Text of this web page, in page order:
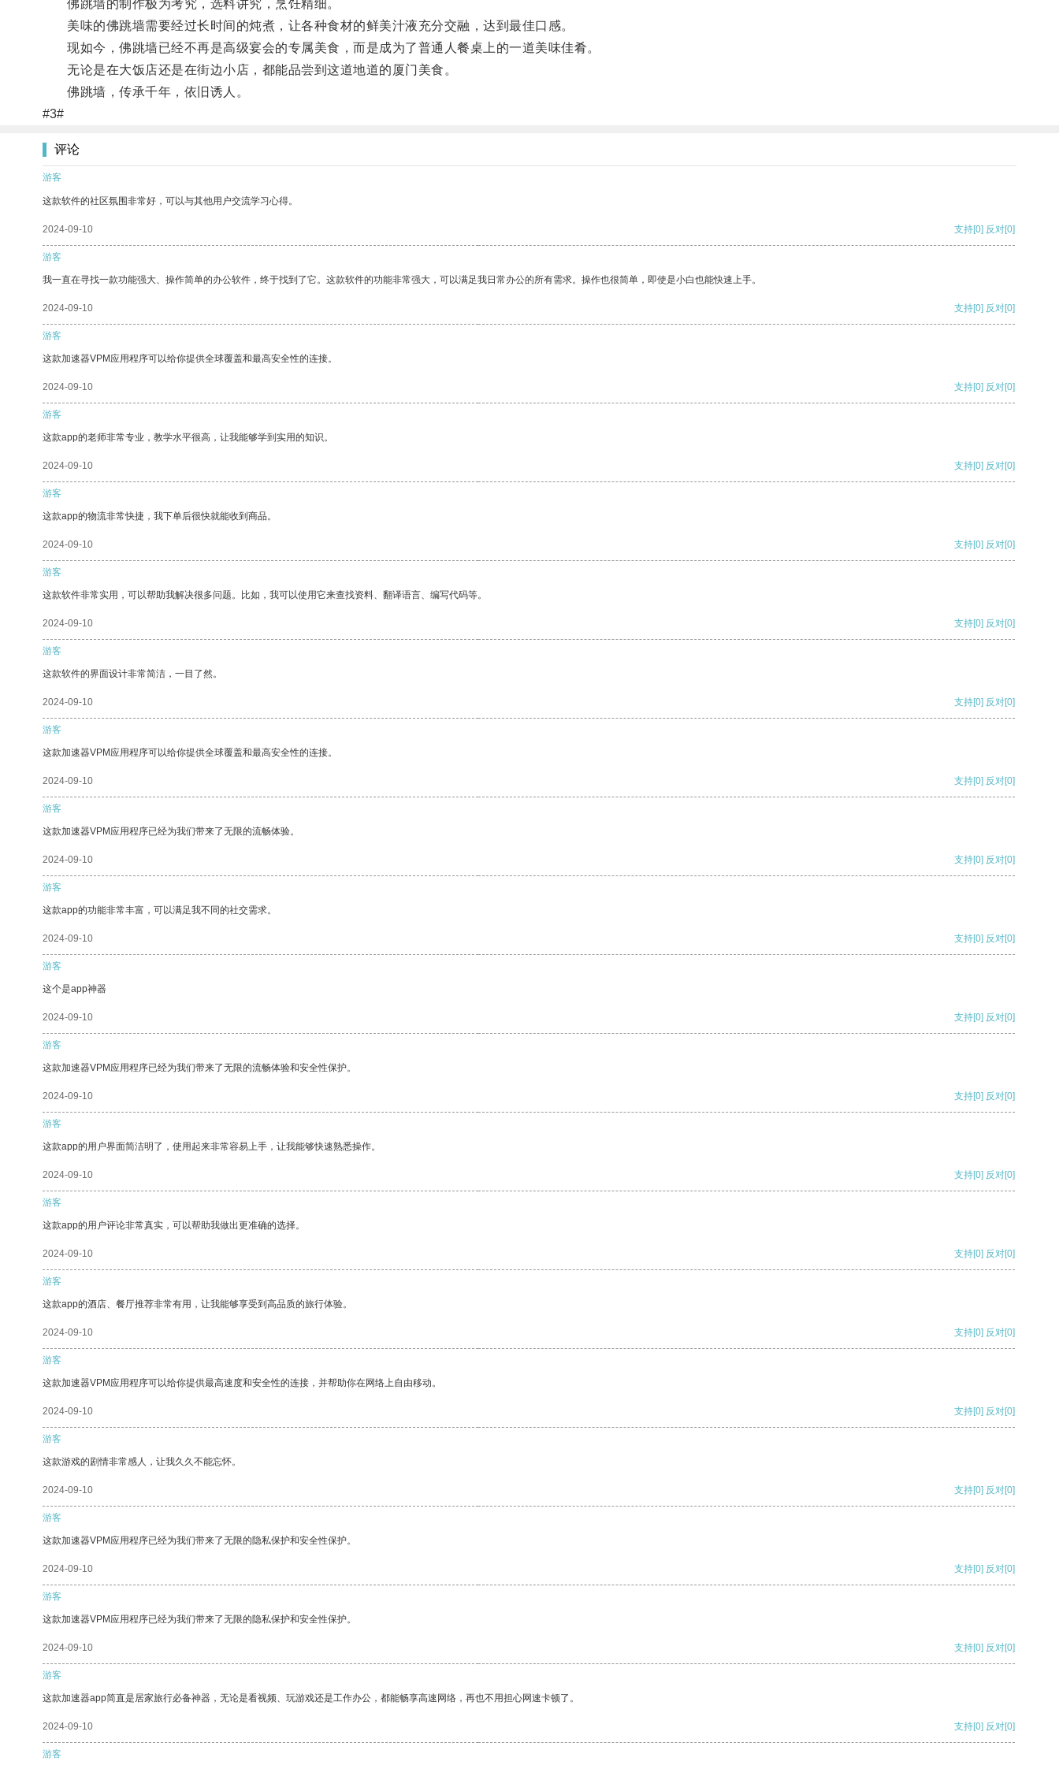
佛跳墙的制作极为考究，选料讲究，烹饪精细。
美味的佛跳墙需要经过长时间的炖煮，让各种食材的鲜美汁液充分交融，达到最佳口感。
现如今，佛跳墙已经不再是高级宴会的专属美食，而是成为了普通人餐桌上的一道美味佳肴。
无论是在大饭店还是在街边小店，都能品尝到这道地道的厦门美食。
佛跳墙，传承千年，依旧诱人。
#3#
评论
游客
这款软件的社区氛围非常好，可以与其他用户交流学习心得。
2024-09-10 支持[0] 反对[0]
游客
我一直在寻找一款功能强大、操作简单的办公软件，终于找到了它。这款软件的功能非常强大，可以满足我日常办公的所有需求。操作也很简单，即使是小白也能快速上手。
2024-09-10 支持[0] 反对[0]
游客
这款加速器VPM应用程序可以给你提供全球覆盖和最高安全性的连接。
2024-09-10 支持[0] 反对[0]
游客
这款app的老师非常专业，教学水平很高，让我能够学到实用的知识。
2024-09-10 支持[0] 反对[0]
游客
这款app的物流非常快捷，我下单后很快就能收到商品。
2024-09-10 支持[0] 反对[0]
游客
这款软件非常实用，可以帮助我解决很多问题。比如，我可以使用它来查找资料、翻译语言、编写代码等。
2024-09-10 支持[0] 反对[0]
游客
这款软件的界面设计非常简洁，一目了然。
2024-09-10 支持[0] 反对[0]
游客
这款加速器VPM应用程序可以给你提供全球覆盖和最高安全性的连接。
2024-09-10 支持[0] 反对[0]
游客
这款加速器VPM应用程序已经为我们带来了无限的流畅体验。
2024-09-10 支持[0] 反对[0]
游客
这款app的功能非常丰富，可以满足我不同的社交需求。
2024-09-10 支持[0] 反对[0]
游客
这个是app神器
2024-09-10 支持[0] 反对[0]
游客
这款加速器VPM应用程序已经为我们带来了无限的流畅体验和安全性保护。
2024-09-10 支持[0] 反对[0]
游客
这款app的用户界面简洁明了，使用起来非常容易上手，让我能够快速熟悉操作。
2024-09-10 支持[0] 反对[0]
游客
这款app的用户评论非常真实，可以帮助我做出更准确的选择。
2024-09-10 支持[0] 反对[0]
游客
这款app的酒店、餐厅推荐非常有用，让我能够享受到高品质的旅行体验。
2024-09-10 支持[0] 反对[0]
游客
这款加速器VPM应用程序可以给你提供最高速度和安全性的连接，并帮助你在网络上自由移动。
2024-09-10 支持[0] 反对[0]
游客
这款游戏的剧情非常感人，让我久久不能忘怀。
2024-09-10 支持[0] 反对[0]
游客
这款加速器VPM应用程序已经为我们带来了无限的隐私保护和安全性保护。
2024-09-10 支持[0] 反对[0]
游客
这款加速器VPM应用程序已经为我们带来了无限的隐私保护和安全性保护。
2024-09-10 支持[0] 反对[0]
游客
这款加速器app简直是居家旅行必备神器，无论是看视频、玩游戏还是工作办公，都能畅享高速网络，再也不用担心网速卡顿了。
2024-09-10 支持[0] 反对[0]
游客